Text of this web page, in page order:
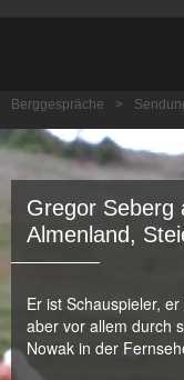
Berggespräche >
Gregor Seberg
Almenland,
Er ist Schauspieler,
aber vor allem durch
Nowak in der